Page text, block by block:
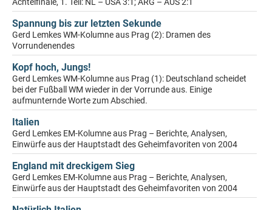
Achtelfinale, 1. Teil: NL – USA 3:1; ARG – AUS 2:1
Spannung bis zur letzten Sekunde
Gerd Lemkes WM-Kolumne aus Prag (2): Dramen des
Vorrundenendes
Kopf hoch, Jungs!
Gerd Lemkes WM-Kolumne aus Prag (1): Deutschland scheidet
bei der Fußball WM wieder in der Vorrunde aus. Einige
aufmunternde Worte zum Abschied.
Italien
Gerd Lemkes EM-Kolumne aus Prag – Berichte, Analysen,
Einwürfe aus der Hauptstadt des Geheimfavoriten von 2004
England mit dreckigem Sieg
Gerd Lemkes EM-Kolumne aus Prag – Berichte, Analysen,
Einwürfe aus der Hauptstadt des Geheimfavoriten von 2004